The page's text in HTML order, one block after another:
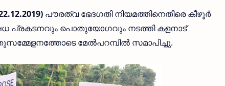
പൗരത്വ ഭേദഗതി നിയമത്തിനെതീരെ കീഴൂര്‍
പ്രകടനവും പൊതുയോഗവും നടത്തി കളനാട്
മേല്‍പറമ്പില്‍ സമാപിച്ചു.